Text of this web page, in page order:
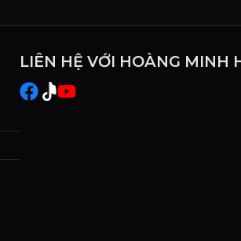
LIÊN HỆ VỚI HOÀNG MINH